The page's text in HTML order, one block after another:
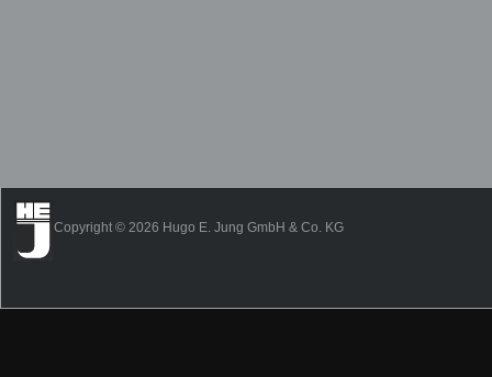
Copyright © 2026 Hugo E. Jung GmbH & Co. KG